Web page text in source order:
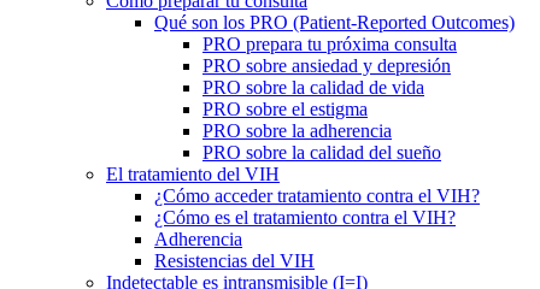
Qué son los PRO (Patient-Reported Outcomes)
PRO prepara tu próxima consulta
PRO sobre ansiedad y depresión
PRO sobre la calidad de vida
PRO sobre el estigma
PRO sobre la adherencia
PRO sobre la calidad del sueño
El tratamiento del VIH
¿Cómo acceder tratamiento contra el VIH?
¿Cómo es el tratamiento contra el VIH?
Adherencia
Resistencias del VIH
Indetectable es intransmisible (I=I)